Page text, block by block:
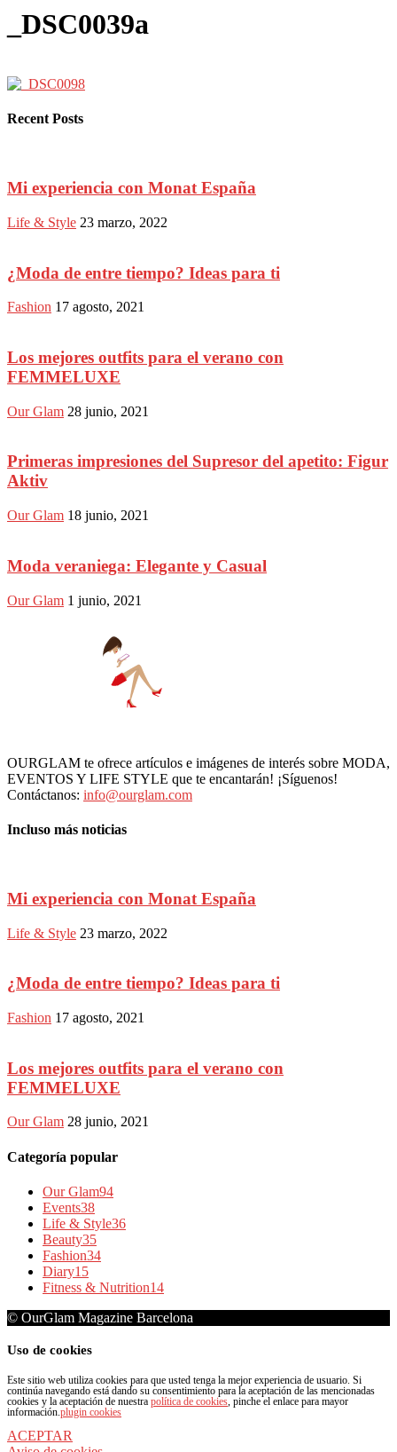
_DSC0039a
Recent Posts
Mi experiencia con Monat España
Life & Style 23 marzo, 2022
¿Moda de entre tiempo? Ideas para ti
Fashion 17 agosto, 2021
Los mejores outfits para el verano con
FEMMELUXE
Our Glam 28 junio, 2021
Primeras impresiones del Supresor del apetito: Figur
Aktiv
Our Glam 18 junio, 2021
Moda veraniega: Elegante y Casual
Our Glam 1 junio, 2021
OURGLAM te ofrece artículos e imágenes de interés sobre MODA,
EVENTOS Y LIFE STYLE que te encantarán! ¡Síguenos!
Contáctanos: info@ourglam.com
Incluso más noticias
Mi experiencia con Monat España
Life & Style 23 marzo, 2022
¿Moda de entre tiempo? Ideas para ti
Fashion 17 agosto, 2021
Los mejores outfits para el verano con
FEMMELUXE
Our Glam 28 junio, 2021
Categoría popular
Our Glam94
Events38
Life & Style36
Beauty35
Fashion34
Diary15
Fitness & Nutrition14
© OurGlam Magazine Barcelona
Uso de cookies
Este sitio web utiliza cookies para que usted tenga la mejor experiencia de usuario. Si
continúa navegando está dando su consentimiento para la aceptación de las mencionadas
cookies y la aceptación de nuestra política de cookies, pinche el enlace para mayor
información.plugin cookies
ACEPTAR